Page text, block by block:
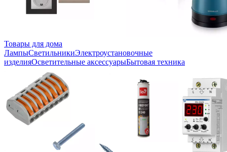
Товары для дома
ЛампыСветильникиЭлектроустановочные
изделияОсветительные аксессуарыБытовая техника